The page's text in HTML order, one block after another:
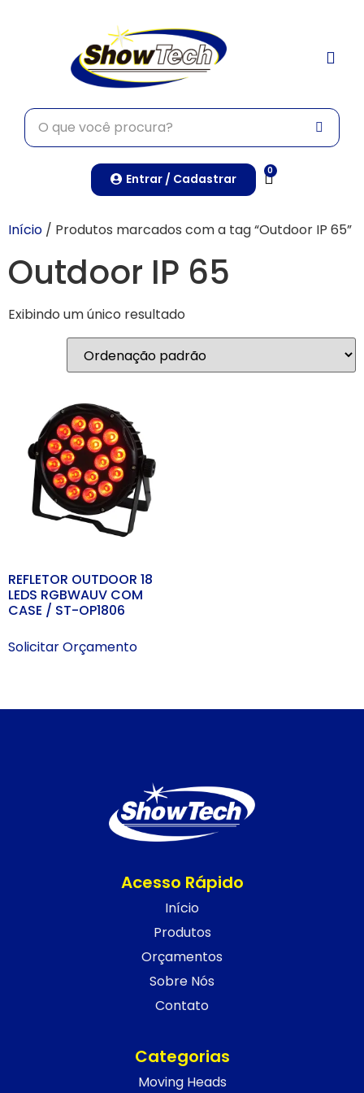
Entrar / Cadastrar
0
Início / Produtos marcados com a tag “Outdoor IP 65”
Outdoor IP 65
Exibindo um único resultado
REFLETOR OUTDOOR 18
LEDS RGBWAUV COM
CASE / ST-OP1806
Solicitar Orçamento
Acesso Rápido
Início
Produtos
Orçamentos
Sobre Nós
Contato
Categorias
Moving Heads